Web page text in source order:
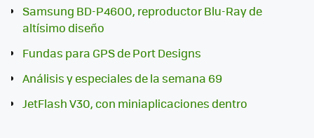
Samsung BD-P4600, reproductor Blu-Ray de
altísimo diseño
Fundas para GPS de Port Designs
Análisis y especiales de la semana 69
JetFlash V30, con miniaplicaciones dentro